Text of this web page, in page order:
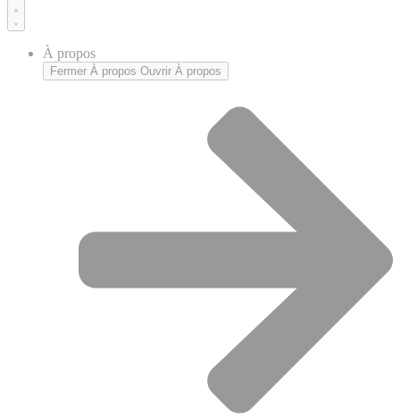
À propos
Fermer À propos Ouvrir À propos